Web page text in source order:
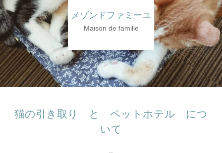
メゾンドファミーユ
Maison de famille
猫の引き取り と ペットホテル につ
いて
猫里親募集コース
老猫ホーム
アクセス
お問い合わせ